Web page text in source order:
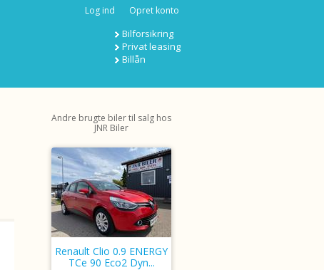
Log ind Opret konto
Bilforsikring
Privat leasing
Billån
Andre brugte biler til salg hos
JNR Biler
Renault Clio 0.9 ENERGY
TCe 90 Eco2 Dyn...